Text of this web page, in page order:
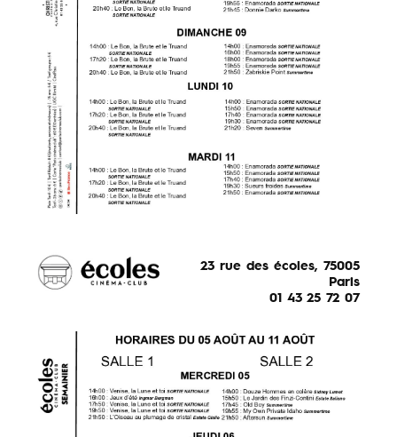
23 rue des écoles, 75005
Paris
01 43 25 72 07